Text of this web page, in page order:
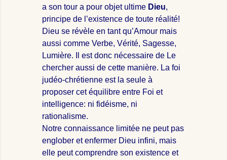
a son tour a pour objet ultime Dieu,
principe de l’existence de toute réalité!
Dieu se révèle en tant qu’Amour mais
aussi comme Verbe, Vérité, Sagesse,
Lumière. Il est donc nécessaire de Le
chercher aussi de cette manière. La foi
judéo-chrétienne est la seule à
proposer cet équilibre entre Foi et
intelligence: ni fidéisme, ni
rationalisme.
Notre connaissance limitée ne peut pas
englober et enfermer Dieu infini, mais
elle peut comprendre son existence et